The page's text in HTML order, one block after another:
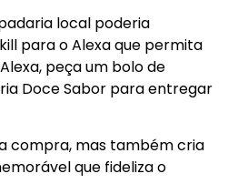
local poderia
para o Alexa que permita
peça um bolo de
Doce Sabor para entregar
compra, mas também cria
que fideliza o